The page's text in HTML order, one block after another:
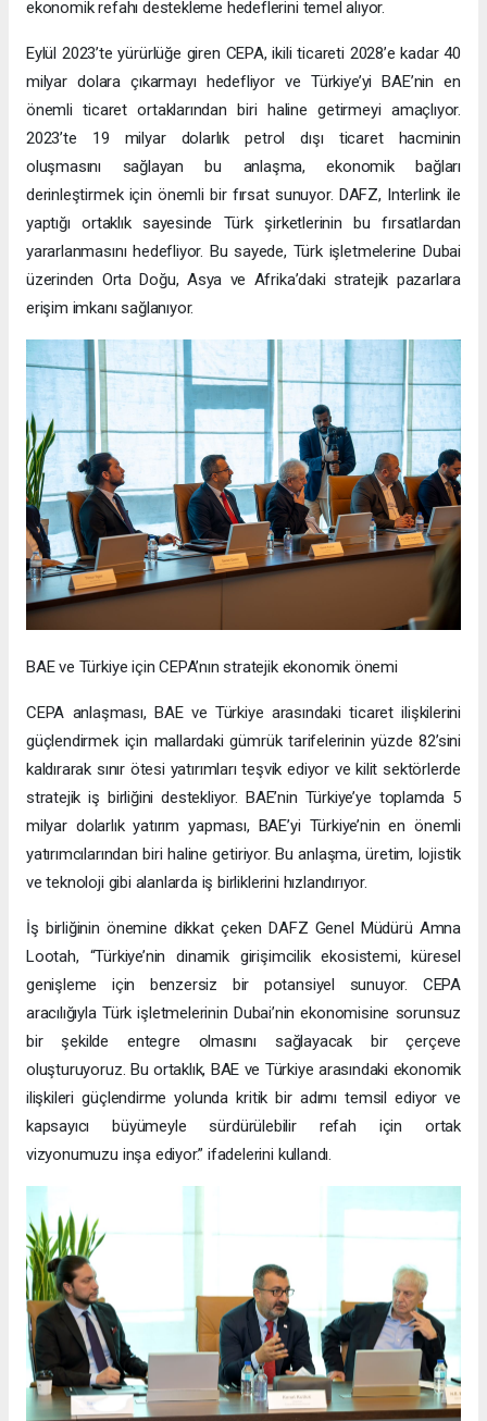
ekonomik refahı destekleme hedeflerini temel alıyor.
Eylül 2023’te yürürlüğe giren CEPA, ikili ticareti 2028’e kadar 40
milyar dolara çıkarmayı hedefliyor ve Türkiye’yi BAE’nin en
önemli ticaret ortaklarından biri haline getirmeyi amaçlıyor.
2023’te 19 milyar dolarlık petrol dışı ticaret hacminin
oluşmasını sağlayan bu anlaşma, ekonomik bağları
derinleştirmek için önemli bir fırsat sunuyor. DAFZ, Interlink ile
yaptığı ortaklık sayesinde Türk şirketlerinin bu fırsatlardan
yararlanmasını hedefliyor. Bu sayede, Türk işletmelerine Dubai
üzerinden Orta Doğu, Asya ve Afrika’daki stratejik pazarlara
erişim imkanı sağlanıyor.
BAE ve Türkiye için CEPA’nın stratejik ekonomik önemi
CEPA anlaşması, BAE ve Türkiye arasındaki ticaret ilişkilerini
güçlendirmek için mallardaki gümrük tarifelerinin yüzde 82’sini
kaldırarak sınır ötesi yatırımları teşvik ediyor ve kilit sektörlerde
stratejik iş birliğini destekliyor. BAE’nin Türkiye’ye toplamda 5
milyar dolarlık yatırım yapması, BAE’yi Türkiye’nin en önemli
yatırımcılarından biri haline getiriyor. Bu anlaşma, üretim, lojistik
ve teknoloji gibi alanlarda iş birliklerini hızlandırıyor.
İş birliğinin önemine dikkat çeken DAFZ Genel Müdürü Amna
Lootah, “Türkiye’nin dinamik girişimcilik ekosistemi, küresel
genişleme için benzersiz bir potansiyel sunuyor. CEPA
aracılığıyla Türk işletmelerinin Dubai’nin ekonomisine sorunsuz
bir şekilde entegre olmasını sağlayacak bir çerçeve
oluşturuyoruz. Bu ortaklık, BAE ve Türkiye arasındaki ekonomik
ilişkileri güçlendirme yolunda kritik bir adımı temsil ediyor ve
kapsayıcı büyümeyle sürdürülebilir refah için ortak
vizyonumuzu inşa ediyor.” ifadelerini kullandı.